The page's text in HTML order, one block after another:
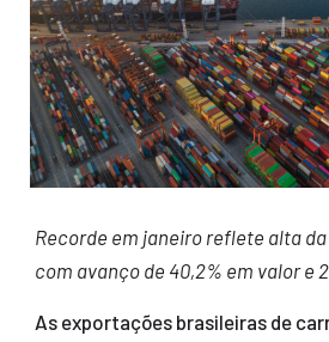
Recorde em janeiro reflete alta
com avanço de 40,2% em valor e
As exportações brasileiras de